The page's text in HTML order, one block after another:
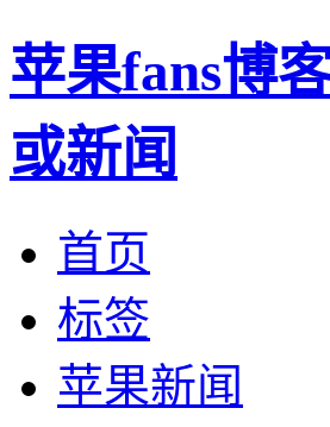
苹果fans博
或新闻
首页
标签
苹果新闻